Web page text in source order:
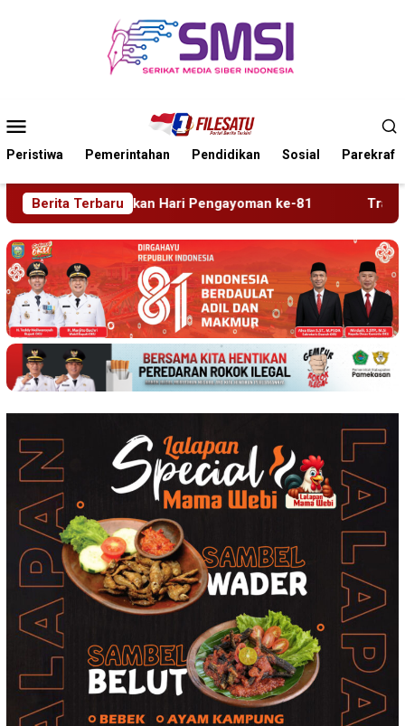
Mobile
Peristiwa Pemerintahan Pendidikan Sosial Parekraf
Berita Terbaru
Pengayoman ke-81 Tragedi Proyek Masjid MIN 5